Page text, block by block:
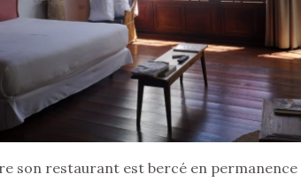
son restaurant est bercé en permanence